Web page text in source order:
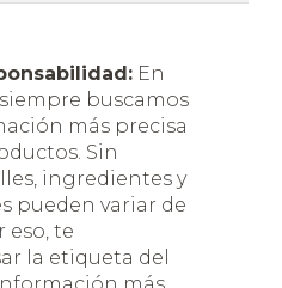
En
buscamos
más precisa
Sin
ingredientes y
pueden variar de
eso, te
la etiqueta del